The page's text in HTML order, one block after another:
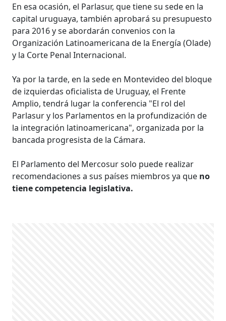
En esa ocasión, el Parlasur, que tiene su sede en la
capital uruguaya, también aprobará su presupuesto
para 2016 y se abordarán convenios con la
Organización Latinoamericana de la Energía (Olade)
y la Corte Penal Internacional.
Ya por la tarde, en la sede en Montevideo del bloque
de izquierdas oficialista de Uruguay, el Frente
Amplio, tendrá lugar la conferencia "El rol del
Parlasur y los Parlamentos en la profundización de
la integración latinoamericana", organizada por la
bancada progresista de la Cámara.
El Parlamento del Mercosur solo puede realizar
recomendaciones a sus países miembros ya que no
tiene competencia legislativa.